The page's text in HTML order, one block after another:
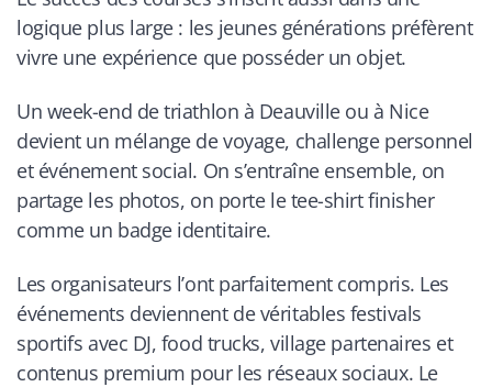
logique plus large : les jeunes générations préfèrent
vivre une expérience que posséder un objet.
Un week-end de triathlon à Deauville ou à Nice
devient un mélange de voyage, challenge personnel
et événement social. On s’entraîne ensemble, on
partage les photos, on porte le tee-shirt finisher
comme un badge identitaire.
Les organisateurs l’ont parfaitement compris. Les
événements deviennent de véritables festivals
sportifs avec DJ, food trucks, village partenaires et
contenus premium pour les réseaux sociaux. Le